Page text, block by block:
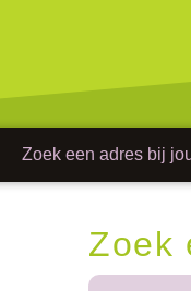
Zoek een adres bij
Zoek